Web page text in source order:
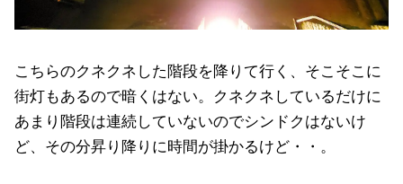
こちらのクネクネした階段を降りて行く、そこそこに
街灯もあるので暗くはない。クネクネしているだけに
あまり階段は連続していないのでシンドクはないけ
ど、その分昇り降りに時間が掛かるけど・・。